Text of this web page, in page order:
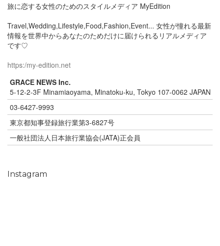
旅に恋する女性のためのスタイルメディア MyEdition
Travel,Wedding,Lifestyle,Food,Fashion,Event... 女性が憧れる最新
情報を世界中からあなたのためだけに届けられるリアルメディア
です♡
https:/my-edition.net
GRACE NEWS Inc.
5-12-2-3F Minamiaoyama, Minatoku-ku, Tokyo 107-0062 JAPAN
03-6427-9993
東京都知事登録旅行業第3-6827号
一般社団法人日本旅行業協会(JATA)正会員
Instagram